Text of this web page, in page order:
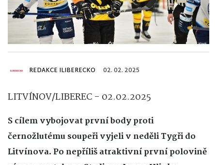
REDAKCE ILIBERECKO 02. 02. 2025
LITVÍNOV/LIBEREC - 02.02.2025
S cílem vybojovat první body proti
černožlutému soupeři vyjeli v neděli Tygři do
Litvínova. Po nepříliš atraktivní první polovině